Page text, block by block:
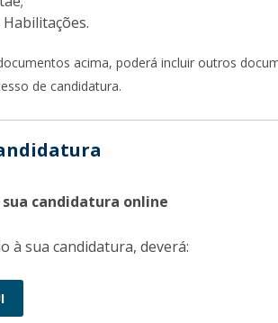
MYFCH PhDs
acima, poderá incluir outros
de candidatura.
sua candidatura online
à sua candidatura, deverá: